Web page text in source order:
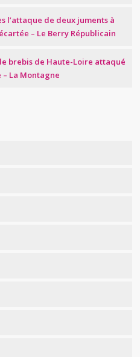
l’attaque de deux juments à
– Le Berry Républicain
brebis de Haute-Loire attaqué
La Montagne